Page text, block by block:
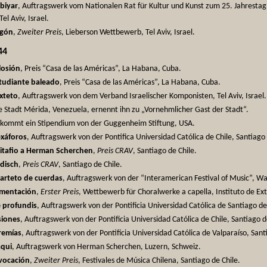
, Auftragswerk vom Nationalen Rat für Kultur und Kunst zum 25.
Tel Aviv, Israel.
, Zweiter Preis, Lieberson Wettbewerb, Tel Aviv, Israel.
, Preis “Casa de las Américas”, La Habana, Cuba.
baleado, Preis “Casa de las Américas”, La Habana, Cuba.
, Auftragswerk von dem Verband Israelischer Komponisten, Tel Aviv, Israel.
Stadt Mérida, Venezuela, ernennt ihn zu „Vornehmlicher Gast der Stadt“.
ein Stipendium von der Guggenheim Stiftung, USA.
, Auftragswerk von der Pontifica Universidad Católica de Chile, Santiago
a Herman Scherchen, Preis CRAV, Santiago de Chile.
, Preis CRAV, Santiago de Chile.
de cuerdas, Auftragswerk von der “Interamerican Festival of Music”,
, Erster Preis, Wettbewerb für Choralwerke a capella, Instituto de
profundis, Auftragswerk von der Pontificia Universidad Católica de Santiago
, Auftragswerk von der Pontificia Universidad Católica de Chile, Santiago
, Auftragswerk von der Pontificia Universidad Católica de Valparaíso,
, Auftragswerk von Herman Scherchen, Luzern, Schweiz.
, Zweiter Preis, Festivales de Música Chilena, Santiago de Chile.